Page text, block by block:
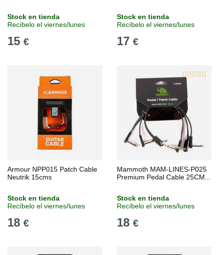
Stock en tienda
Recíbelo el viernes/lunes
15 €
Stock en tienda
Recíbelo el viernes/lunes
17 €
Armour NPP015 Patch Cable
Neutrik 15cms
Stock en tienda
Recíbelo el viernes/lunes
18 €
Mammoth MAM-LINES-P025
Premium Pedal Cable 25CM...
Stock en tienda
Recíbelo el viernes/lunes
18 €